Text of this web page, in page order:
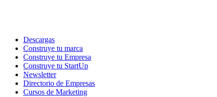
Descargas
Construye tu marca
Construye tu Empresa
Construye tu StartUp
Newsletter
Directorio de Empresas
Cursos de Marketing